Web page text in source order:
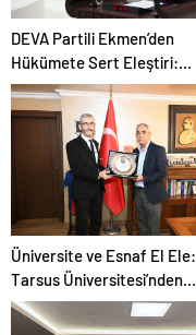
DEVA Partili Ekmen’den
Hükümete Sert Eleştiri:
“Tüketici Değil, Karteller
Korunuyor!”
Üniversite ve Esnaf El Ele:
Tarsus Üniversitesi’nden
MESOB’a Stratejik Ziyaret